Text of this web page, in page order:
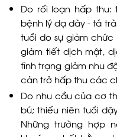
Do rối loạn hấp thu:
bệnh lý dạ dày - tá
tuổi do sự giảm
giảm tiết dịch mật,
tình trạng giảm nhu
cản trở hấp thu các
Do nhu cầu của cơ
bú; thiếu niên tuổi
Những trường hợp